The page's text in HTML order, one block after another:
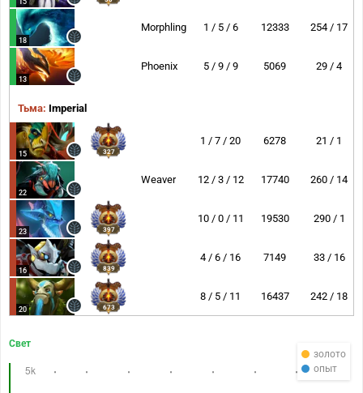
15
18
Morphling 1 / 5 / 6 12333 254 / 17
13
Phoenix 5 / 9 / 9 5069 29 / 4
Тьма: Imperial
15 327
1 / 7 / 20 6278 21 / 1
22
Weaver 12 / 3 / 12 17740 260 / 14
23 397
10 / 0 / 11 19530 290 / 1
16 839
4 / 6 / 16 7149 33 / 16
20 673
8 / 5 / 11 16437 242 / 18
золото
опыт
Свет